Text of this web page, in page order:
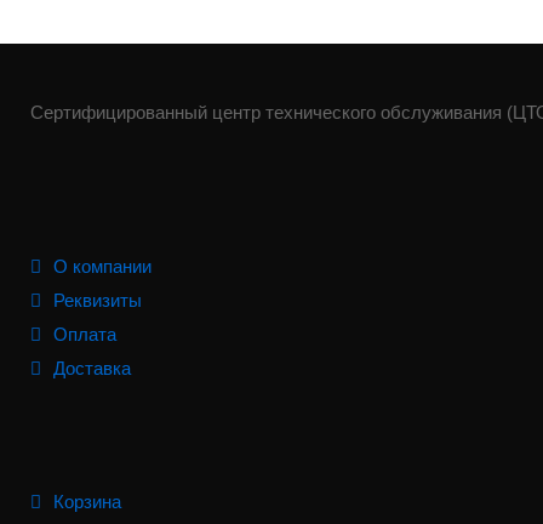
Сертифицированный центр технического обслуживания
О компании
Реквизиты
Оплата
Доставка
Корзина